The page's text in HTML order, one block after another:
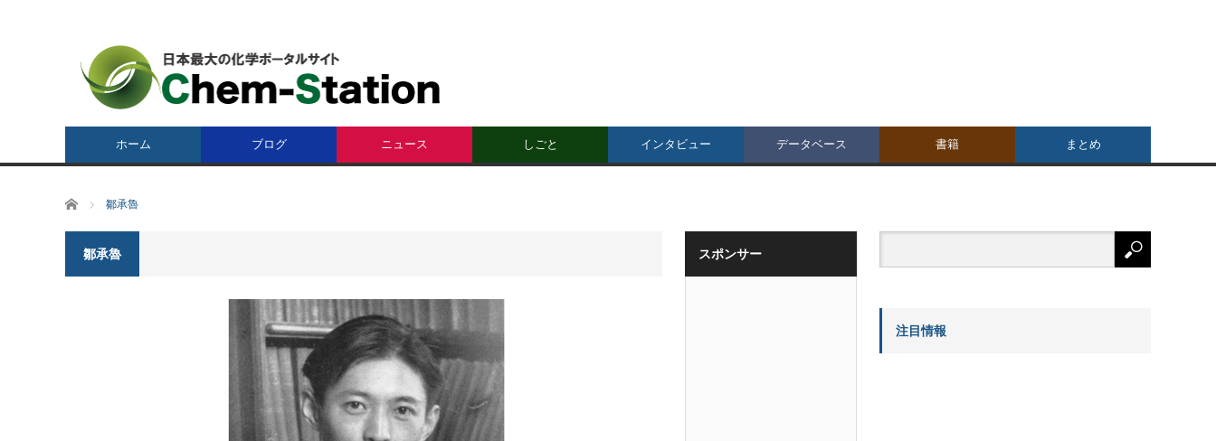
ホーム ブログ ニュース しごと インタビュー データベース 書籍 まとめ
ホーム 鄒承魯
鄒承魯 スポンサー
注目情報